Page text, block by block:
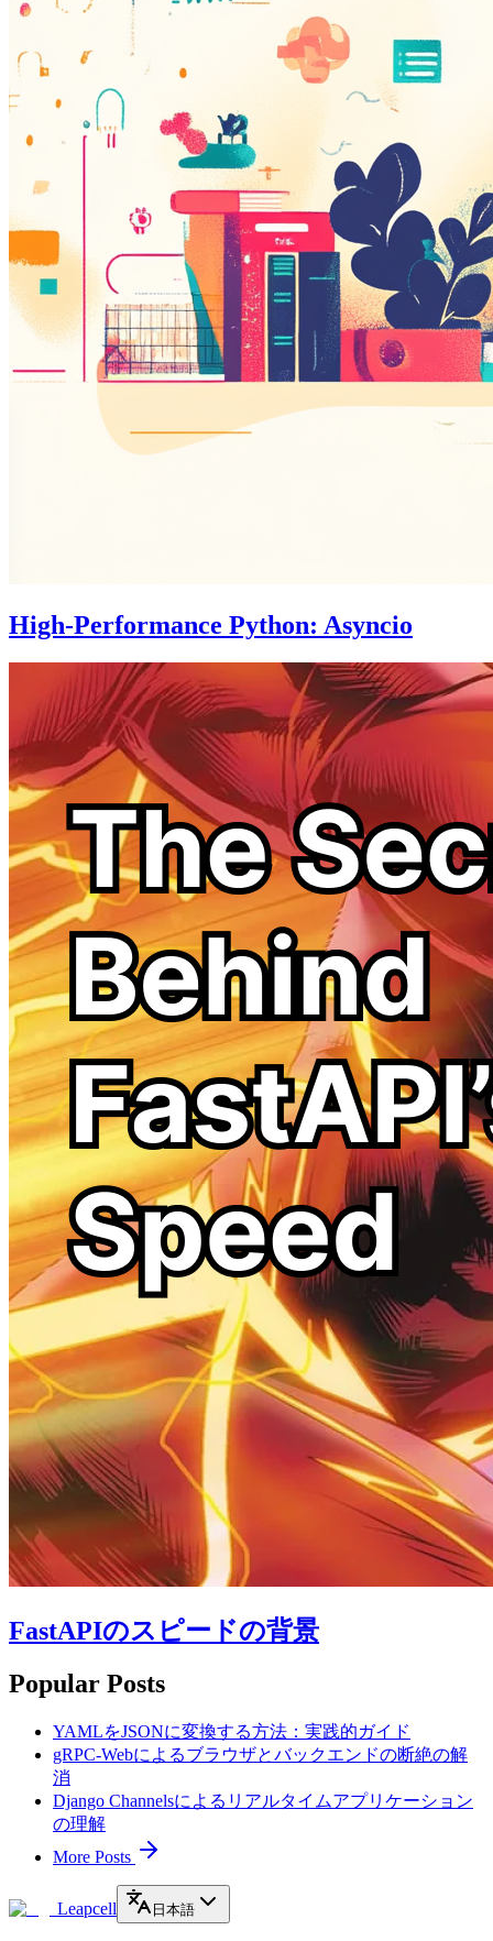
High-Performance Python: Asyncio
FastAPIのスピードの背景
Popular Posts
YAMLをJSONに変換する方法：実践的ガイド
gRPC-Webによるブラウザとバックエンドの断絶の解
消
Django Channelsによるリアルタイムアプリケーション
の理解
More Posts
Leapcell 日本語